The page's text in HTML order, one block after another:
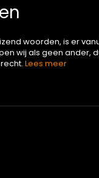
woorden, is er
wij als geen ander,
Lees meer